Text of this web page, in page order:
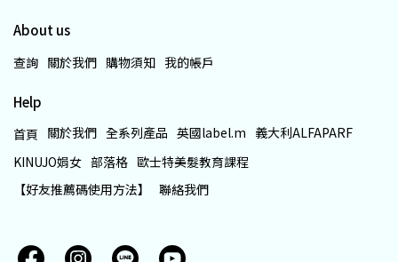
About us
查詢 關於我們 購物須知 我的帳戶
Help
首頁 關於我們 全系列產品 英國label.m 義大利ALFAPARF
KINUJO娟女 部落格 歐士特美髮教育課程
【好友推薦碼使用方法】
聯絡我們